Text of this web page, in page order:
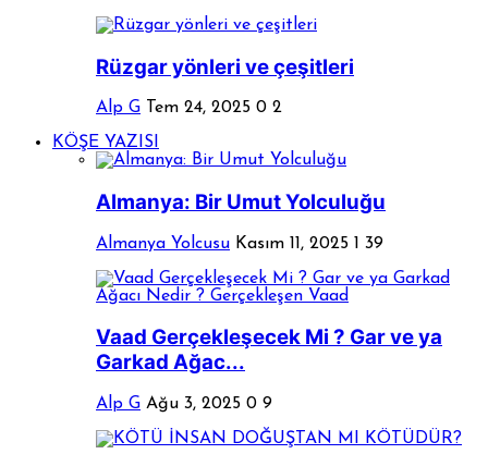
Rüzgar yönleri ve çeşitleri
Alp G Tem 24, 2025 0 2
KÖŞE YAZISI
Almanya: Bir Umut Yolculuğu
Almanya Yolcusu Kasım 11, 2025 1 39
Vaad Gerçekleşecek Mi ? Gar ve ya
Garkad Ağac...
Alp G Ağu 3, 2025 0 9